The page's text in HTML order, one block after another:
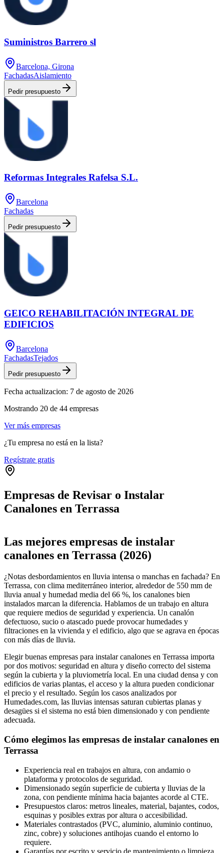
Suministros Barrero sl
Barcelona, Girona
FachadasAislamiento
Pedir presupuesto
Reformas Integrales Rafelsa S.L.
Barcelona
Fachadas
Pedir presupuesto
GEICO REHABILITACIÓN INTEGRAL DE
EDIFICIOS
Barcelona
FachadasTejados
Pedir presupuesto
Fecha actualizacion: 7 de agosto de 2026
Mostrando 20 de 44 empresas
Ver más empresas
¿Tu empresa no está en la lista?
Regístrate gratis
Empresas de Revisar o Instalar
Canalones en Terrassa
+
−
Las mejores empresas de instalar
canalones en Terrassa (2026)
¿Notas desbordamientos en lluvia intensa o manchas en fachada? En
Terrassa, con clima mediterráneo interior, alrededor de 550 mm de
lluvia anual y humedad media del 66 %, los canalones bien
instalados marcan la diferencia. Hablamos de un trabajo en altura
que requiere medios de seguridad y experiencia. Un canalón
defectuoso, sucio o atascado puede provocar humedades y
filtraciones en la vivienda y el edificio, algo que se agrava en épocas
con más días de lluvia.
Elegir buenas empresas para instalar canalones en Terrassa importa
por dos motivos: seguridad en altura y diseño correcto del sistema
según la cubierta y la pluviometría local. En una ciudad densa y con
edificios de varias plantas, el acceso y la altura pueden condicionar
el precio y el resultado. Según los casos analizados por
Humedades.com, las lluvias intensas saturan cubiertas planas y
desagües si el sistema no está bien dimensionado y con pendiente
adecuada.
Cómo elegimos las empresas de instalar canalones en
Terrassa
Experiencia real en trabajos en altura, con andamio o
plataforma y protocolos de seguridad.
Dimensionado según superficie de cubierta y lluvias de la
zona, con pendiente mínima hacia bajantes acorde al CTE.
Presupuestos claros: metros lineales, material, bajantes, codos,
esquinas y posibles extras por altura o accesibilidad.
Materiales contrastados (PVC, aluminio, aluminio continuo,
zinc, cobre) y soluciones antihojas cuando el entorno lo
requiere.
Garantías por escrito y servicio de mantenimiento o limpieza